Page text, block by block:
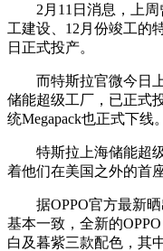
2月11日消息，上周
工建设、12月份竣工的
日正式投产。
而特斯拉官微今日上
储能超级工厂，已正式
统Megapack也正式下线。
特斯拉上海储能超级
着他们在美国之外的首
据OPPO官方最新晒
基本一致，全新的
白及暮紫三款配色，其